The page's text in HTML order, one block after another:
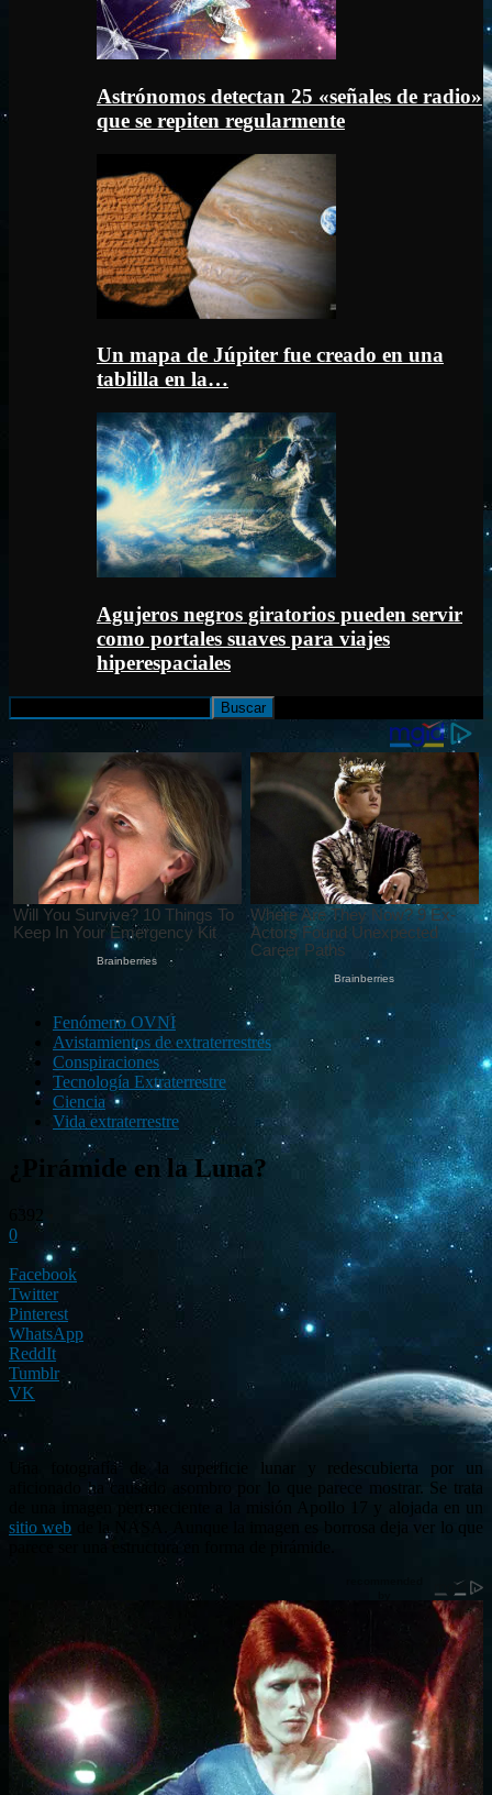
Astrónomos detectan 25 «señales de radio»
que se repiten regularmente
Un mapa de Júpiter fue creado en una
tablilla en la…
Agujeros negros giratorios pueden servir
como portales suaves para viajes
hiperespaciales
Fenómeno OVNI
Avistamientos de extraterrestres
Conspiraciones
Tecnología Extraterrestre
Ciencia
Vida extraterrestre
¿Pirámide en la Luna?
6392
0
Facebook
Twitter
Pinterest
WhatsApp
ReddIt
Tumblr
VK
Una fotografía de la superficie lunar y redescubierta por un
aficionado ha causado asombro por lo que parece mostrar. Se trata
de una imagen perteneciente a la misión Apollo 17 y alojada en un
sitio web de la NASA. Aunque la imagen es borrosa deja ver lo que
parece ser una estructura en forma de pirámide.